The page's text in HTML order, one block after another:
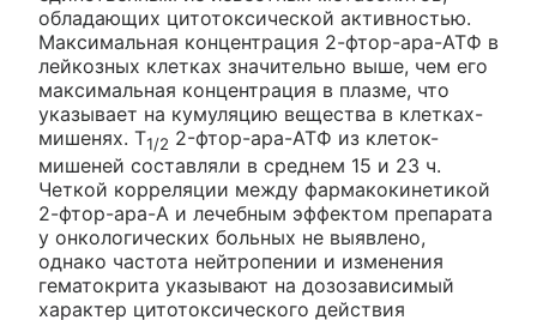
обладающих цитотоксической активностью.
Максимальная концентрация 2-фтор-ара-АТФ в
лейкозных клетках значительно выше, чем его
максимальная концентрация в плазме, что
указывает на кумуляцию вещества в клетках-
мишенях. T1/2 2-фтор-ара-АТФ из клеток-
мишеней составляли в среднем 15 и 23 ч.
Четкой корреляции между фармакокинетикой
2-фтор-ара-А и лечебным эффектом препарата
у онкологических больных не выявлено,
однако частота нейтропении и изменения
гематокрита указывают на дозозависимый
характер цитотоксического действия